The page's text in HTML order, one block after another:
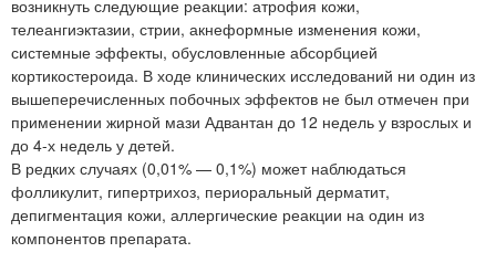
возникнуть следующие реакции: атрофия кожи,
телеангиэктазии, стрии, акнеформные изменения кожи,
системные эффекты, обусловленные абсорбцией
кортикостероида. В ходе клинических исследований ни один из
вышеперечисленных побочных эффектов не был отмечен при
применении жирной мази Адвантан до 12 недель у взрослых и
до 4-х недель у детей.
В редких случаях (0,01% — 0,1%) может наблюдаться
фолликулит, гипертрихоз, периоральный дерматит,
депигментация кожи, аллергические реакции на один из
компонентов препарата.